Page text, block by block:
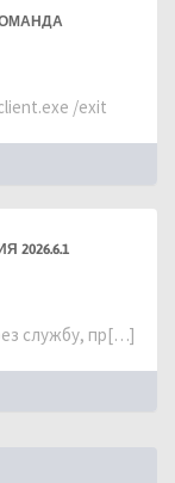
/exit
службу, пр[…]